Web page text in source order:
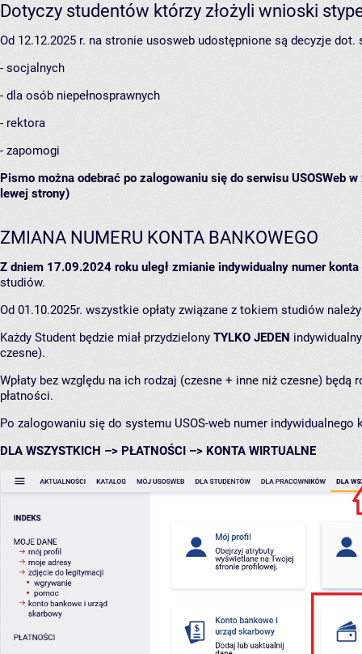
Dotyczy studentów którzy złożyli wnioski
Od 12.12.2025 r. na stronie usosweb udostępnione są decyzje dot.
- socjalnych
- dla osób niepełnosprawnych
- rektora
- zapomogi
Pismo można odebrać po zalogowaniu się do serwisu USOSWeb
lewej strony)
ZMIANA NUMERU KONTA BANKOWEGO
Z dniem 17.09.2024 roku uległ zmianie indywidualny numer konta
studiów.
Od 01.10.2025r. wszystkie opłaty związane z tokiem studiów
Każdy Student będzie miał przydzielony TYLKO JEDEN
czesne).
Wpłaty bez względu na ich rodzaj (czesne + inne niż czesne)
płatności.
Po zalogowaniu się do systemu USOS-web numer indywidualnego
DLA WSZYSTKICH –> PŁATNOŚCI –> KONTA WIRTUALNE